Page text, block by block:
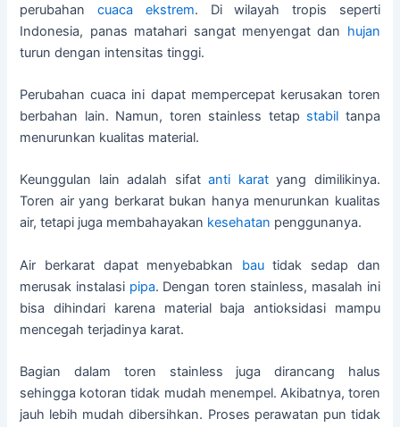
perubahancuaca ekstrem. Di wilayah tropis seperti
Indonesia, panas matahari sangat menyengat dan hujan
turun dengan intensitas tinggi.
Perubahan cuaca ini dapat mempercepat kerusakan toren
berbahan lain. Namun, toren stainless tetap stabil tanpa
menurunkan kualitas material.
Keunggulan lain adalah sifatanti karatyang dimilikinya.
Toren air yang berkarat bukan hanya menurunkan kualitas
air, tetapi juga membahayakan kesehatan penggunanya.
Air berkarat dapat menyebabkan bautidak sedap dan
merusak instalasi pipa. Dengan toren stainless, masalah ini
bisa dihindari karena material baja antioksidasi mampu
mencegah terjadinya karat.
Bagian dalam toren stainless juga dirancang halus
sehingga kotoran tidak mudah menempel. Akibatnya, toren
jauh lebih mudah dibersihkan. Proses perawatan pun tidak